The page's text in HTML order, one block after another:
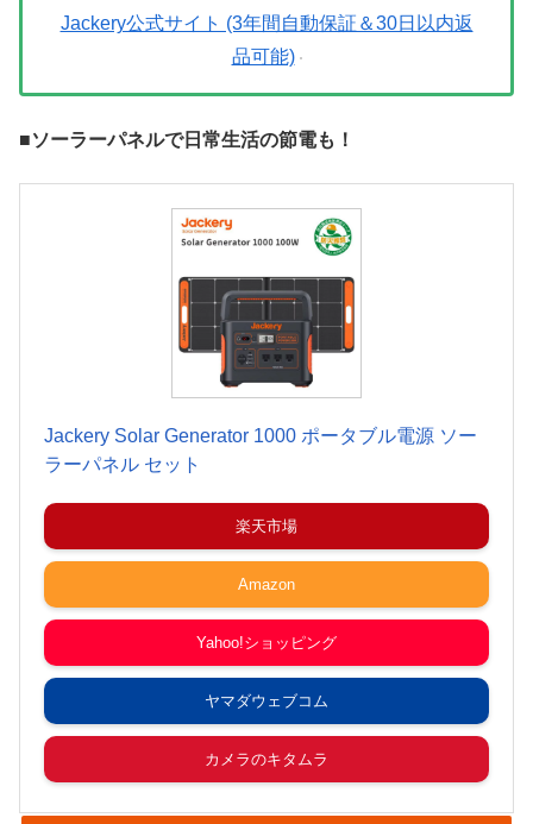
Jackery公式サイト (3年間自動保証＆30日以内返
品可能)
■ソーラーパネルで日常生活の節電も！
Jackery Solar Generator 1000 ポータブル電源 ソー
ラーパネル セット
楽天市場
Amazon
Yahoo!ショッピング
ヤマダウェブコム
カメラのキタムラ